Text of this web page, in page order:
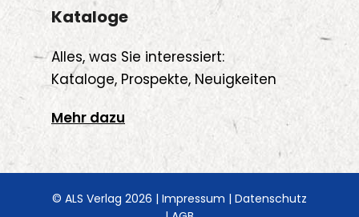
Kataloge
Alles, was Sie interessiert:
Kataloge, Prospekte, Neuigkeiten
Mehr dazu
© ALS Verlag 2026 | Impressum | Datenschutz